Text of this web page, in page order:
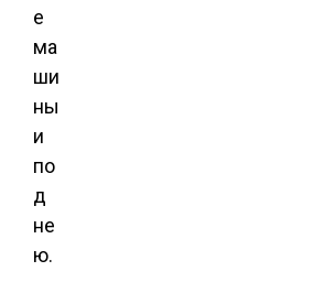
е
ма
ши
ны
и
по
д
не
ю.